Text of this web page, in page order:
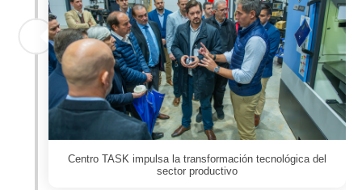
Centro TASK impulsa la transformación tecnológica del
sector productivo